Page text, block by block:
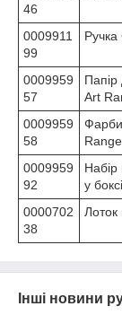
46
0009911
99
0009959
57
Папір
Art
0009959
58
0009959
92
Набір
у боксі
0000702
38
Лоток
Інші новини